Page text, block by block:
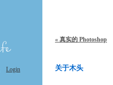
Login
« 真实的 Photoshop
关于木头